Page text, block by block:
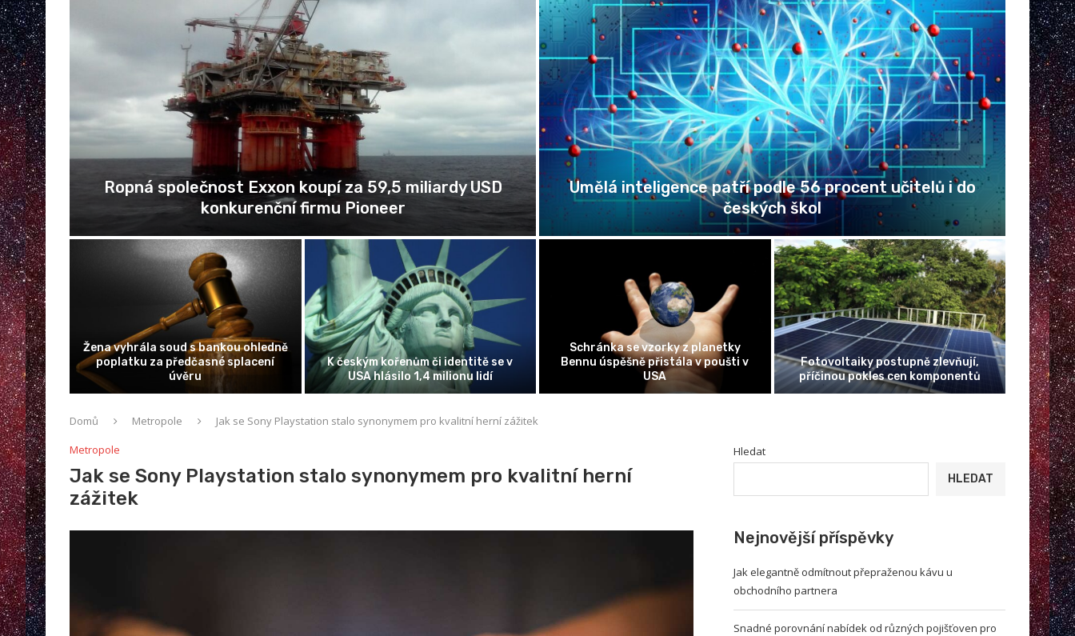
Ropná společnost Exxon koupí za 59,5 miliardy USD
konkurenční firmu Pioneer
Umělá inteligence patří podle 56 procent učitelů i do
českých škol
Žena vyhrála soud s bankou ohledně
poplatku za předčasné splacení
K českým kořenům či identitě se v
USA hlásilo 1,4 milionu lidí
Schránka se vzorky z planetky
Bennu úspěšně přistála v poušti v
Fotovoltaiky postupně zlevňují,
příčinou pokles cen komponentů
Jak
Evropská komise
novou pokutu,
anuloval
Domů Metropole
Jak se Sony Playstation stalo synonymem pro kvalitní herní zážitek
Metropole
Jak se Sony Playstation stalo synonymem pro kvalitní herní
zážitek
Hledat
HLEDAT
Nejnovější příspěvky
Jak elegantně odmítnout přepraženou kávu u
obchodního partnera
Snadné porovnání nabídek od různých pojišťoven pro